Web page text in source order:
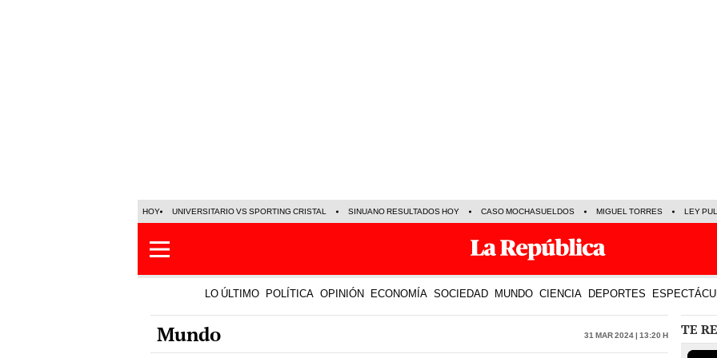
HOY UNIVERSITARIO VS SPORTING CRISTAL SINUANO RESULTADOS HOY CASO MOCHASUELDOS MIGUEL TORRES LEY
LO ÚLTIMO POLÍTICA OPINIÓN ECONOMÍA SOCIEDAD MUNDO CIENCIA DEPORTES
Mundo 31 Mar 2024 | 13:20 h TE